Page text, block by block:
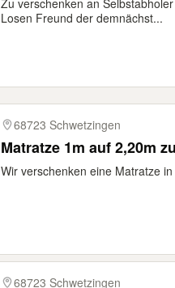
Zu verschenken an
Losen Freund der demnächst...
68723 Schwetzingen
Matratze 1m
Wir verschenken eine Matratze
68723 Schwetzingen